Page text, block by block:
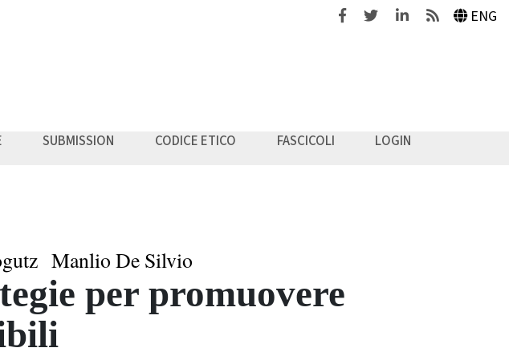
FacebookTwitterLinkedinFeeds ENG
SUBMISSION CODICE ETICO FASCICOLI
LOGIN
Manlio De Silvio
per promuovere